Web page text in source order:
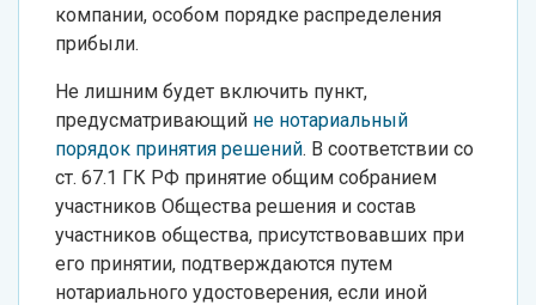
компании, особом порядке распределения
прибыли.
Не лишним будет включить пункт,
предусматривающий не нотариальный
порядок принятия решений. В соответствии со
ст. 67.1 ГК РФ принятие общим собранием
участников Общества решения и состав
участников общества, присутствовавших при
его принятии, подтверждаются путем
нотариального удостоверения, если иной